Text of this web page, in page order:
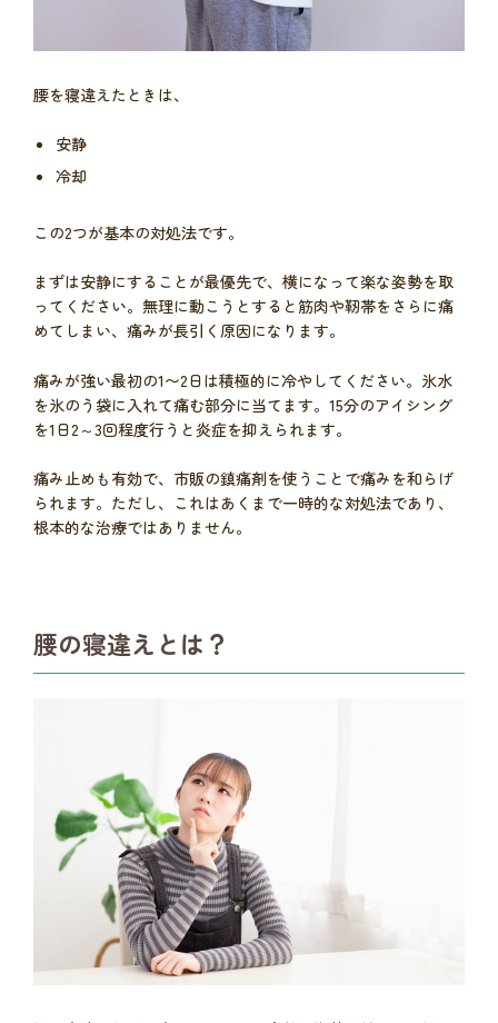
腰を寝違えたときは、
安静
冷却
この2つが基本の対処法です。
まずは安静にすることが最優先で、横になって楽な姿勢を取
ってください。無理に動こうとすると筋肉や靭帯をさらに痛
めてしまい、痛みが長引く原因になります。
痛みが強い最初の1〜2日は積極的に冷やしてください。氷水
を氷のう袋に入れて痛む部分に当てます。15分のアイシング
を1日2～3回程度行うと炎症を抑えられます。
痛み止めも有効で、市販の鎮痛剤を使うことで痛みを和らげ
られます。ただし、これはあくまで一時的な対処法であり、
根本的な治療ではありません。
腰の寝違えとは？